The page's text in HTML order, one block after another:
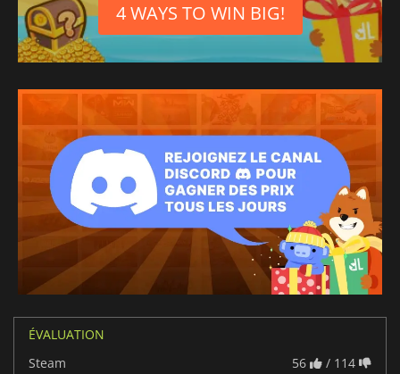
4 WAYS TO WIN BIG!
ÉVALUATION
Steam
56 / 114